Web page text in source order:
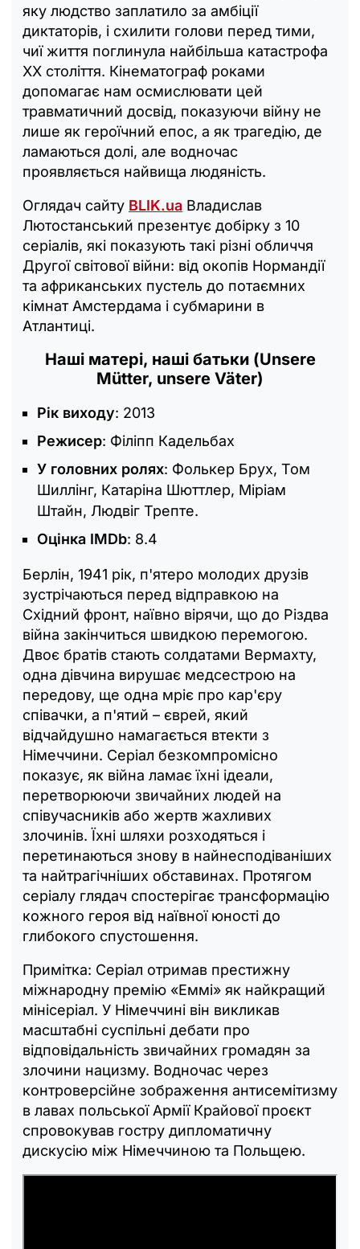
яку людство заплатило за амбіції
диктаторів, і схилити голови перед тими,
чиї життя поглинула найбільша катастрофа
XX століття. Кінематограф роками
допомагає нам осмислювати цей
травматичний досвід, показуючи війну не
лише як героїчний епос, а як трагедію, де
ламаються долі, але водночас
проявляється найвища людяність.
Оглядач сайту BLIK.ua Владислав
Лютостанський презентує добірку з 10
серіалів, які показують такі різні обличчя
Другої світової війни: від окопів Нормандії
та африканських пустель до потаємних
кімнат Амстердама і субмарини в
Атлантиці.
Наші матері, наші батьки (Unsere
Mütter, unsere Väter)
Рік виходу: 2013
Режисер: Філіпп Кадельбах
У головних ролях: Фолькер Брух, Том
Шиллінг, Катаріна Шюттлер, Міріам
Штайн, Людвіг Трепте.
Оцінка IMDb: 8.4
Берлін, 1941 рік, п'ятеро молодих друзів
зустрічаються перед відправкою на
Східний фронт, наївно вірячи, що до Різдва
війна закінчиться швидкою перемогою.
Двоє братів стають солдатами Вермахту,
одна дівчина вирушає медсестрою на
передову, ще одна мріє про кар'єру
співачки, а п'ятий – єврей, який
відчайдушно намагається втекти з
Німеччини. Серіал безкомпромісно
показує, як війна ламає їхні ідеали,
перетворюючи звичайних людей на
співучасників або жертв жахливих
злочинів. Їхні шляхи розходяться і
перетинаються знову в найнесподіваніших
та найтрагічніших обставинах. Протягом
серіалу глядач спостерігає трансформацію
кожного героя від наївної юності до
глибокого спустошення.
Примітка: Серіал отримав престижну
міжнародну премію «Еммі» як найкращий
мінісеріал. У Німеччині він викликав
масштабні суспільні дебати про
відповідальність звичайних громадян за
злочини нацизму. Водночас через
контроверсійне зображення антисемітизму
в лавах польської Армії Крайової проєкт
спровокував гостру дипломатичну
дискусію між Німеччиною та Польщею.